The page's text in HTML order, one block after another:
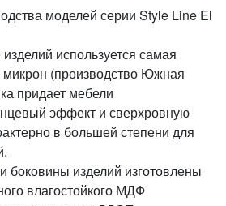
моделей серии Style Line El
используется самая
микрон (производство Южная
придает мебели
эффект и сверхровную
в большей степени для
изделий изготовлены
влагостойкого МДФ